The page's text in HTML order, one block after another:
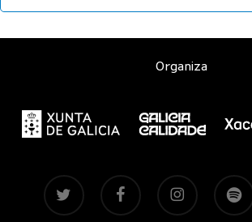
Organiza
twitter facebook instagram spotify